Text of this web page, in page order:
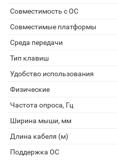
Совместимость с ОС
Совместимые платформы
Среда передачи
Тип клавиш
Удобство использования
Физические
Частота опроса, Гц
Ширина мыши, мм
Длина кабеля (м)
Поддержка ОС